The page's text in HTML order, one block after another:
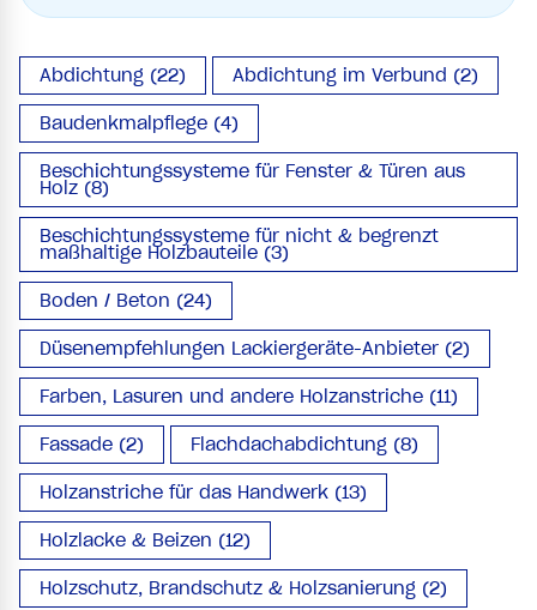
Abdichtung (22) Abdichtung im Verbund (2)
Baudenkmalpflege (4)
Beschichtungssysteme für Fenster & Türen aus
Holz (8)
Beschichtungssysteme für nicht & begrenzt
maßhaltige Holzbauteile (3)
Boden / Beton (24)
Düsenempfehlungen Lackiergeräte-Anbieter (2)
Farben, Lasuren und andere Holzanstriche (11)
Fassade (2) Flachdachabdichtung (8)
Holzanstriche für das Handwerk (13)
Holzlacke & Beizen (12)
Holzschutz, Brandschutz & Holzsanierung (2)